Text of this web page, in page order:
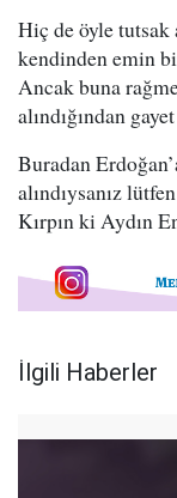
Hiç de öyle
kendinden emin
Ancak buna
alındığından
Buradan
alındıysanız
Kırpın ki Aydın
İlgili Haberler